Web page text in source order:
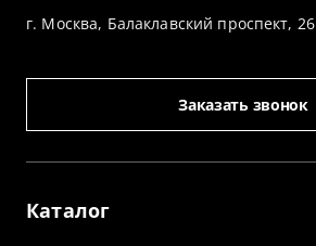
Каталог
г. Москва, Балаклавский проспект, 26
Заказать звонок